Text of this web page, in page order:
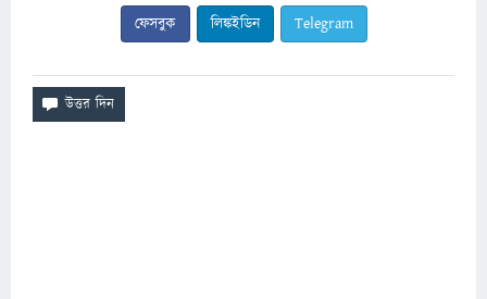
ফেসবুক লিঙ্কইডিন Telegram